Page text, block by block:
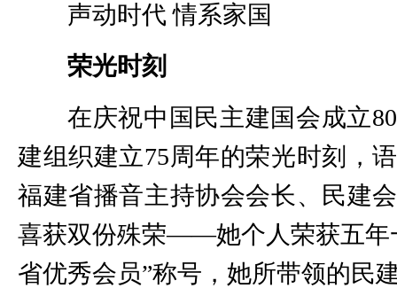
声动时代 情系家国
荣光时刻
在庆祝中国民主建国会成立
建组织建立75周年的荣光时刻，
福建省播音主持协会会长、民建
喜获双份殊荣——她个人荣获五年
省优秀会员”称号，她所带领的民